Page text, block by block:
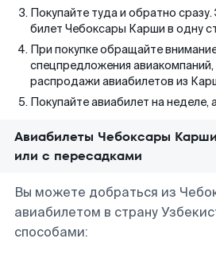
Покупайте туда и обратно
билет Чебоксары Карши в одну
При покупке обращайте
спецпредложения авиакомпаний,
распродажи авиабилетов из
Покупайте авиабилет на неделе,
Авиабилеты Чебоксары
или с пересадками
Вы можете добраться из
авиабилетом в страну
способами: